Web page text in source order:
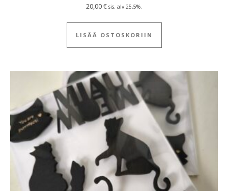
20,00€ sis. alv 25,5%.
LISÄÄ OSTOSKORIIN